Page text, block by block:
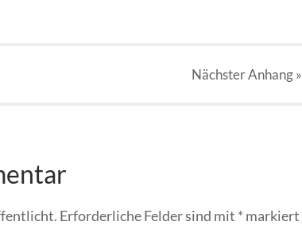
NächsterAnhang»
Erforderliche Felder sind mit * markiert